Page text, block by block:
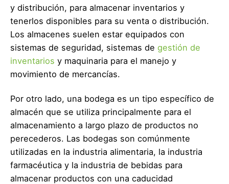
y distribución, para almacenar inventarios y
tenerlos disponibles para su venta o distribución.
Los almacenes suelen estar equipados con
sistemas de seguridad, sistemas de gestión de
inventarios y maquinaria para el manejo y
movimiento de mercancías.
Por otro lado, una bodega es un tipo específico de
almacén que se utiliza principalmente para el
almacenamiento a largo plazo de productos no
perecederos. Las bodegas son comúnmente
utilizadas en la industria alimentaria, la industria
farmacéutica y la industria de bebidas para
almacenar productos con una caducidad